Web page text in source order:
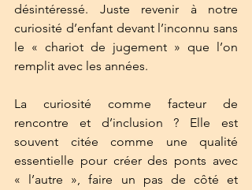
désintéressé. Juste revenir à notre
curiosité d’enfant devant l’inconnu sans
le « chariot de jugement » que l’on
remplit avec les années.
La curiosité comme facteur de
rencontre et d’inclusion ? Elle est
souvent citée comme une qualité
essentielle pour créer des ponts avec
« l’autre », faire un pas de côté et